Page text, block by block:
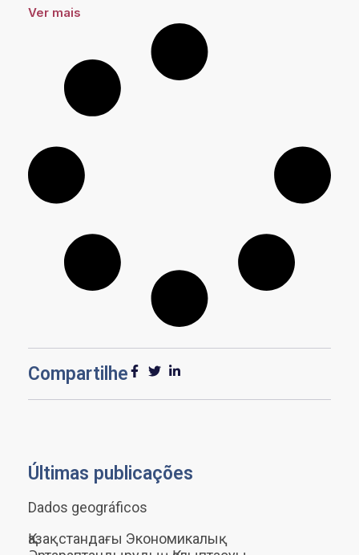
Ver mais
Compartilhe
Últimas publicações
Dados geográficos
Қазақстандағы Экономикалық